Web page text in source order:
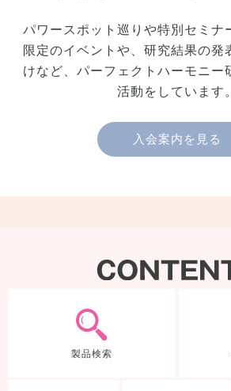
パワースポット巡りや特別セミナ
限定のイベントや、研究結果の発
けなど、パーフェクトハーモニー
活動をしています。
入会案内を見る
製品検索